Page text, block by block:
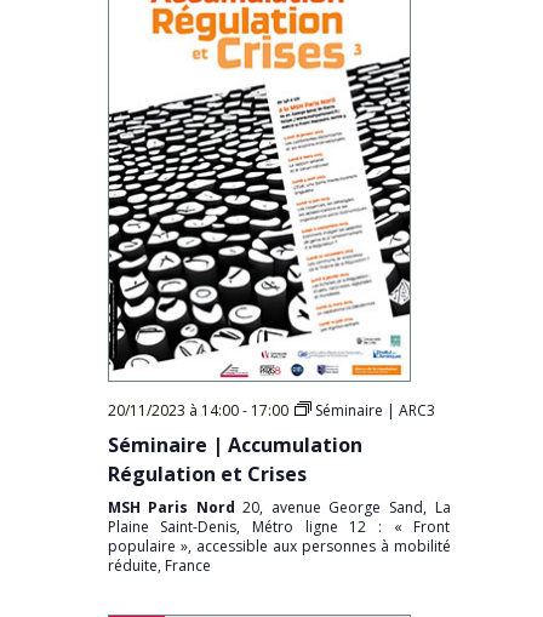
20/11/2023 à 14:00- 17:00 Séminaire | ARC3
Séminaire | Accumulation
Régulation et Crises
MSH Paris Nord20, avenue George Sand, La
Plaine Saint-Denis, Métro ligne 12 : « Front
populaire », accessible aux personnes à mobilité
réduite, France